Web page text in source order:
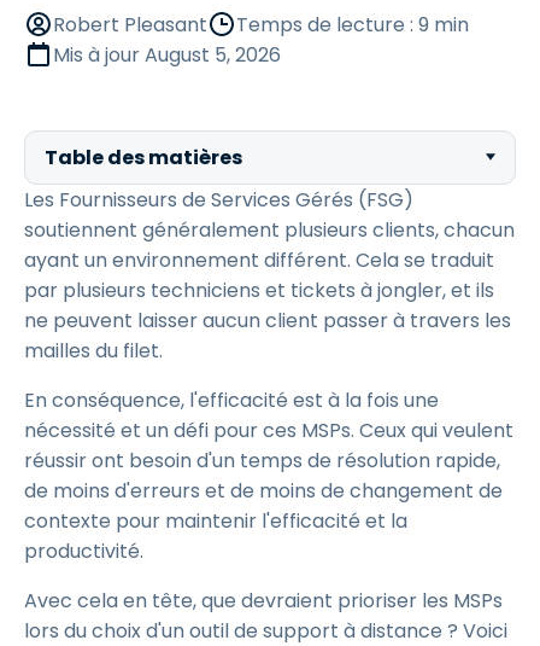
Robert Pleasant
Temps de lecture : 9 min
Mis à jourAugust 5, 2026
Table des matières
Les Fournisseurs de Services Gérés (FSG)
soutiennent généralement plusieurs clients, chacun
ayant un environnement différent. Cela se traduit
par plusieurs techniciens et tickets à jongler, et ils
ne peuvent laisser aucun client passer à travers les
mailles du filet.
En conséquence, l'efficacité est à la fois une
nécessité et un défi pour ces MSPs. Ceux qui veulent
réussir ont besoin d'un temps de résolution rapide,
de moins d'erreurs et de moins de changement de
contexte pour maintenir l'efficacité et la
productivité.
Avec cela en tête, que devraient prioriser les MSPs
lors du choix d'un outil de support à distance ? Voici